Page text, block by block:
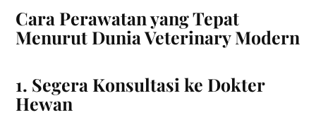
Cara Perawatan yang Tepat
Menurut Dunia Veterinary Modern
1. Segera Konsultasi ke Dokter
Hewan